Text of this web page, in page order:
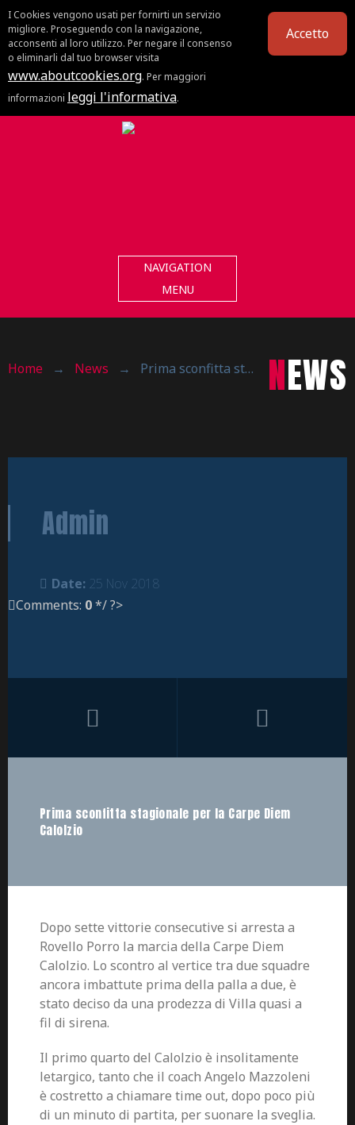
I Cookies vengono usati per fornirti un servizio
migliore. Proseguendo con la navigazione,
acconsenti al loro utilizzo. Per negare il consenso
o eliminarli dal tuo browser visita
www.aboutcookies.org. Per maggiori
informazioni leggi l'informativa.
Accetto
NAVIGATION
MENU
Home → News → Prima sconfitta stagionale per la Carpe Diem Calolzio NEWS
Admin
Date: 25 Nov 2018
Comments: 0*/ ?>
Prima sconfitta stagionale per la Carpe Diem
Calolzio
Dopo sette vittorie consecutive si arresta a
Rovello Porro la marcia della Carpe Diem
Calolzio. Lo scontro al vertice tra due squadre
ancora imbattute prima della palla a due, è
stato deciso da una prodezza di Villa quasi a
fil di sirena.
Il primo quarto del Calolzio è insolitamente
letargico, tanto che il coach Angelo Mazzoleni
è costretto a chiamare time out, dopo poco più
di un minuto di partita, per suonare la sveglia.